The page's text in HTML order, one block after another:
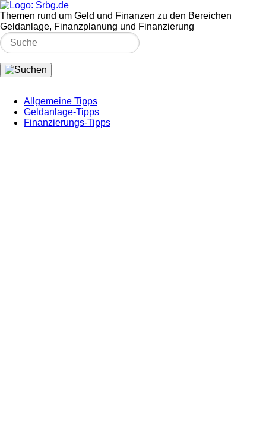
Themen rund um Geld und Finanzen zu den Bereichen
Geldanlage, Finanzplanung und Finanzierung
Allgemeine Tipps
Geldanlage-Tipps
Finanzierungs-Tipps